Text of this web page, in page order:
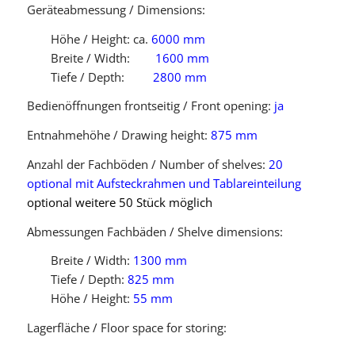
Geräteabmessung / Dimensions:
Höhe / Height: ca. 6000 mm
Breite / Width: 1600 mm
Tiefe / Depth: 2800 mm
Bedienöffnungen frontseitig / Front opening: ja
Entnahmehöhe / Drawing height: 875 mm
Anzahl der Fachböden / Number of shelves: 20
optional mit Aufsteckrahmen und Tablareinteilung
optional weitere 50 Stück möglich
Abmessungen Fachbäden / Shelve dimensions:
Breite / Width: 1300 mm
Tiefe / Depth: 825 mm
Höhe / Height: 55 mm
Lagerfläche / Floor space for storing: